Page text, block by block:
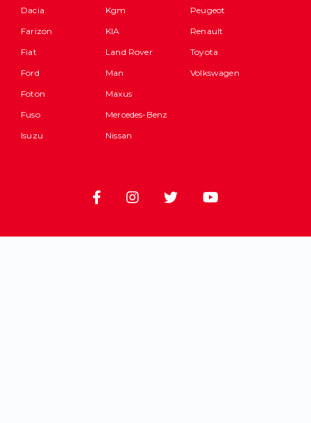
Dacia
Farizon
Fiat
Ford
Foton
Fuso
Isuzu
Kgm
KIA
Land Rover
Man
Maxus
Mercedes-Benz
Nissan
Peugeot
Renault
Toyota
Volkswagen